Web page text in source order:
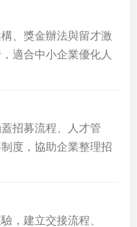
、獎金辦法與留才激
適合中小企業優化人
招募流程、人才管
度，協助企業整理招
，建立交接流程、